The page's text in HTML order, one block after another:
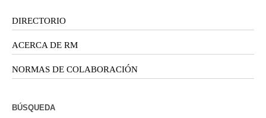
DIRECTORIO
ACERCA DE RM
NORMAS DE COLABORACIÓN
BÚSQUEDA